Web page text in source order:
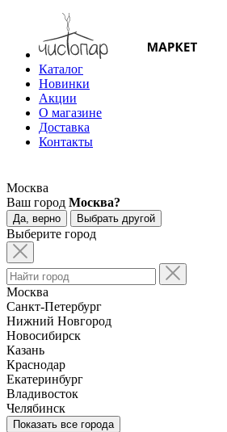
Каталог
Новинки
Акции
О магазине
Доставка
Контакты
Москва
Ваш город Москва?
Да, верно Выбрать другой
Выберите город
Москва
Санкт-Петербург
Нижний Новгород
Новосибирск
Казань
Краснодар
Екатеринбург
Владивосток
Челябинск
Показать все города